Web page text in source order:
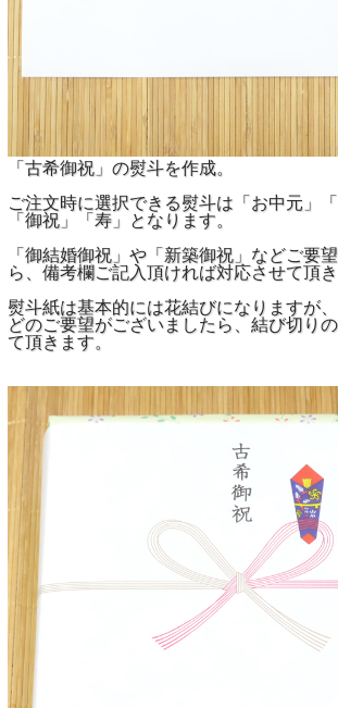
「古希御祝」の熨斗を作成。
ご注文時に選択できる熨斗は「お中元」「
「御祝」「寿」となります。
「御結婚御祝」や「新築御祝」などご要
ら、備考欄ご記入頂ければ対応させて頂き
熨斗紙は基本的には花結びになりますが
どのご要望がございましたら、結び切り
て頂きます。